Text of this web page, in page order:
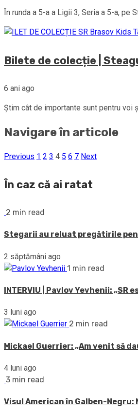
În runda a 5-a a Ligii 3, Seria a 5-a, pe
Bilete de colecție |
6 ani ago
Știm cât de importante sunt pentru voi
Navigare în articole
Previous 1 2 3 4 5 6 7 Next
În caz că ai ratat
2 min read
Stegarii au reluat pregătirile
2 săptămâni ago
1 min read
INTERVIU | Pavlov Yevhenii:
3 luni ago
2 min read
Mickael Guerrier: „Am venit să
4 luni ago
3 min read
Visul American în Galben-Negru: